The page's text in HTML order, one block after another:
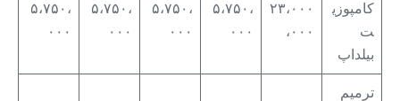
کامپوزی
ت
بیلداپ
۲۳،۰۰۰
،۰۰۰
۵،۷۵۰،
۰۰۰
۵،۷۵۰،
۰۰۰
۵،۷۵۰،
۰۰۰
۵،۷۵۰،
۰۰۰
ترمیم